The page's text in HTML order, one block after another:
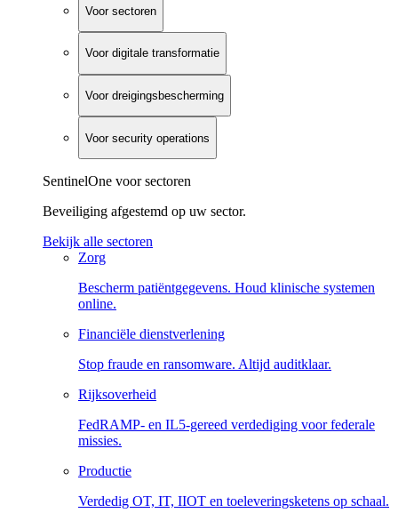
Voor sectoren
Voor digitale transformatie
Voor dreigingsbescherming
Voor security operations
SentinelOne voor sectoren
Beveiliging afgestemd op uw sector.
Bekijk alle sectoren
Zorg
Bescherm patiëntgegevens. Houd klinische systemen
online.
Financiële dienstverlening
Stop fraude en ransomware. Altijd auditklaar.
Rijksoverheid
FedRAMP- en IL5-gereed verdediging voor federale
missies.
Productie
Verdedig OT, IT, IIOT en toeleveringsketens op schaal.